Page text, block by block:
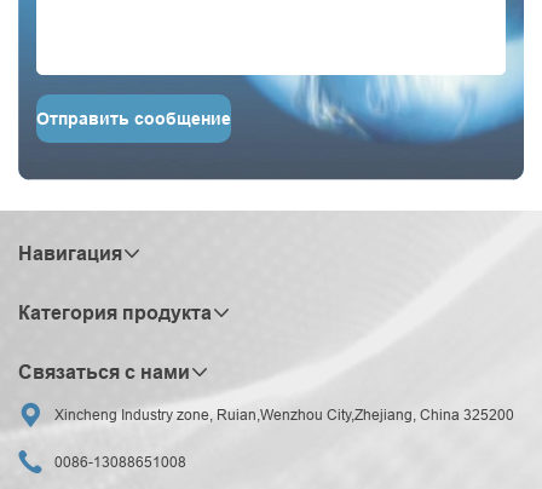
Отправить сообщение
Навигация
Категория продукта
Связаться с нами
 Xincheng Industry zone, Ruian,Wenzhou City,Zhejiang, China 325200
 0086-13088651008